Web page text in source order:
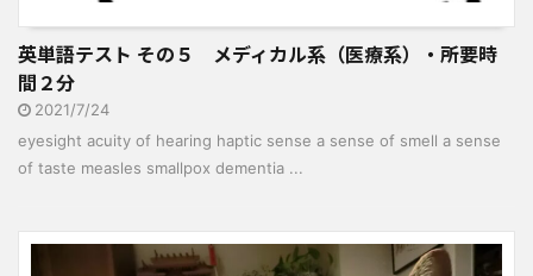
英単語テスト その５ メディカル系（医療系）・所要時
間２分
2021/7/24
eyesight acuity of hearing haptic sense a sense of smell a sense
of taste measles smallpox dementia ...